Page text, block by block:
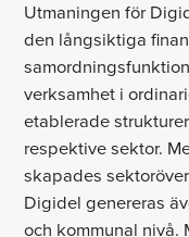
Utmaningen för
den långsiktiga
verksamhet i
etablerade
respektive sektor.
skapades
Digidel genereras
och kommunal nivå.